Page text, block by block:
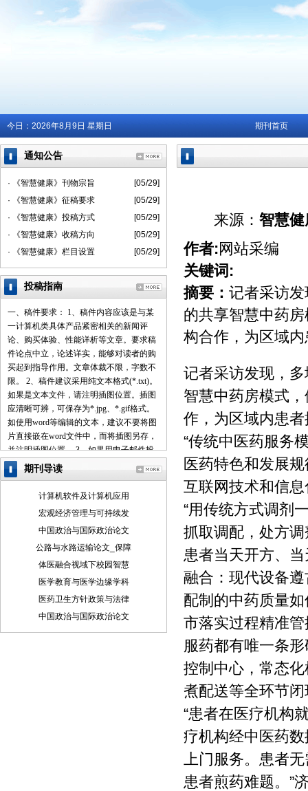
今日： 2026年8月9日 星期日 期刊首页
通知公告
· 《智慧健康》刊物宗旨
[05/29]
· 《智慧健康》征稿要求
[05/29]
· 《智慧健康》投稿方式
[05/29]
· 《智慧健康》收稿方向
[05/29]
· 《智慧健康》栏目设置
[05/29]
投稿指南
一、稿件要求： 1、稿件内容应该是与某
一计算机类具体产品紧密相关的新闻评
论、购买体验、性能详析等文章。要求稿
件论点中立，论述详实，能够对读者的购
买起到指导作用。文章体裁不限，字数不
限。 2、稿件建议采用纯文本格式(*.txt)。
如果是文本文件，请注明插图位置。插图
应清晰可辨，可保存为*.jpg、*.gif格式。
如使用word等编辑的文本，建议不要将图
片直接嵌在word文件中，而将插图另存，
并注明插图位置。 3、如果用电子邮件投
稿，最好压缩后发送。 4、请使用中文的
标点符号。例如句号为。而不是.。 5、来
稿请注明作者署名(真实姓名、笔名)、详
等，以便联系。 6、我们保留对稿件的增
删权。 7、我们对有一稿多投、剽窃或抄
袭行为者，将保留追究由此引起的法律、
经济责任的权利。 二、投稿方式： 1、 请
稿件，请注明出处并附带原文。 3、 请按
稿件内容投递到相关编辑信箱 三、稿件著
作权： 1、 投稿人保证其向我方所投之作
期刊导读
计算机软件及计算机应用
宏观经济管理与可持续发
中国政治与国际政治论文
公路与水路运输论文_保障
体医融合视域下校园智慧
医学教育与医学边缘学科
医药卫生方针政策与法律
中国政治与国际政治论文
来源： 智慧健
作者:网站采编
关键词:
摘要： 记者采访
的共享智慧中药
构合作，为区域
记者采访发现，
智慧中药房模式
作，为区域内患
“传统中医药服务
医药特色和发展
互联网技术和信
“用传统方式调剂
抓取调配，处方
患者当天开方、当
融合：现代设备
配制的中药质量
市落实过程精准
服药都有唯一条
控制中心，常态
煮配送等全环节
“患者在医疗机构
疗机构经中医药
上门服务。患者
患者煎药难题。”